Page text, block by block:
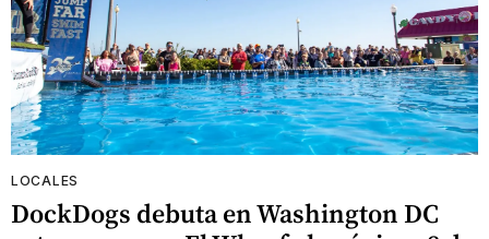
LOCALES
DockDogs debuta en Washington DC